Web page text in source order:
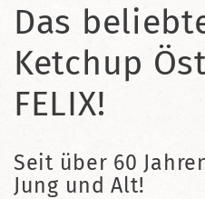
Das
Ketchup
FELIX!
Seit über 60
Jung und Alt!